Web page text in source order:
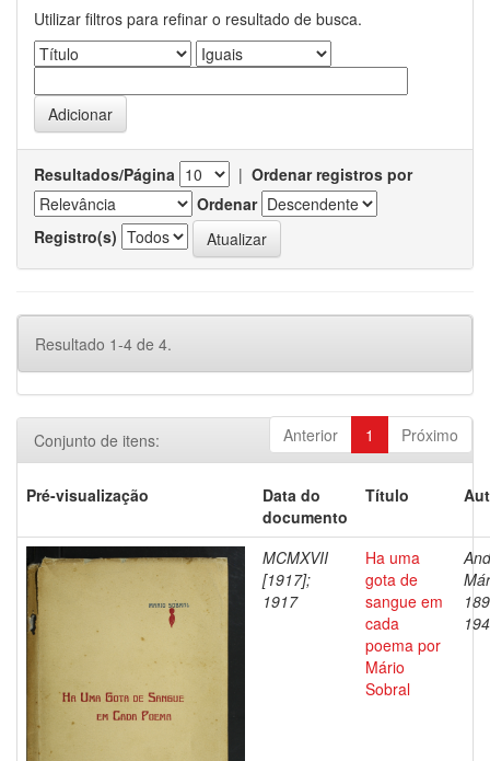
Utilizar filtros para refinar o resultado de busca.
Resultados/Página | Ordenar registros por
Ordenar
Registro(s)
Resultado 1-4 de 4.
Anterior 1 Próximo
Conjunto de itens:
Pré-visualização
Data do
documento
Título
MCMXVII
[1917];
1917
Ha uma
gota de
sangue em
cada
poema por
Mário
Sobral